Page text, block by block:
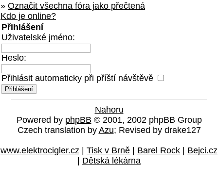
» Označit všechna fóra jako přečtená
Kdo je online?
Přihlášení
Uživatelské jméno:
Heslo:
Přihlásit automaticky při příští návštěvě
Nahoru
Powered by phpBB © 2001, 2002 phpBB Group
Czech translation by Azu; Revised by drake127
www.elektrocigler.cz | Tisk v Brně | Barel Rock | Bejci.cz
| Dětská lékárna